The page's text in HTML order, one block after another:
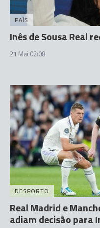
PAÍS
Inês de Sousa Real
21 Mai 02:08
DESPORTO
Real Madrid e
adiam decisão para